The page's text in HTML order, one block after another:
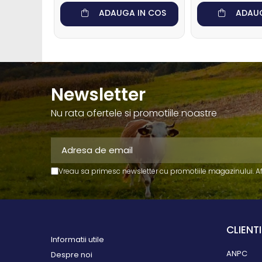
Muls oi si capre
Sanatate si confort oi si
Ecornare miei si iezi
Identificare si marcare oi si capre
Perii de scarpinat oi si capre
Sanatate si confort porci
Identificare si marcare porci
Potcovit si intretinere
copite cai
Curatare si intretinere cai
Identificare cai
ADAUGA IN COS
Newsletter
Nu rata ofertele si promotiile noastre
Vreau sa primesc newsletter cu promotiile magazinului.
Informatii utile
Despre noi
CLIENTI
ANPC